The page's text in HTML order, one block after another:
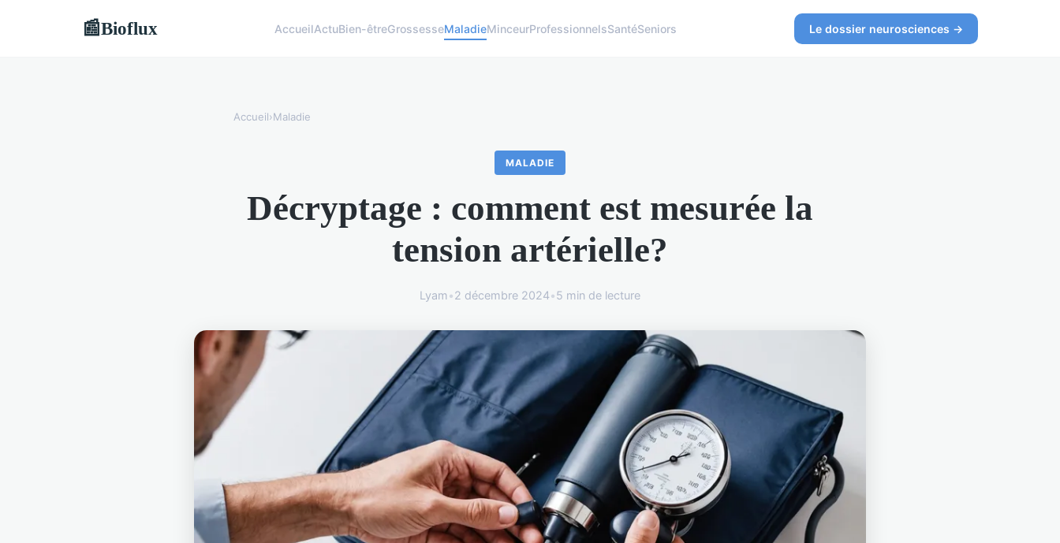
📰Bioflux AccueilActuBien-êtreGrossesseMaladieMinceurProfessionnelsSantéSeniors Le dossier neurosciences →
Accueil›Maladie
MALADIE
Décryptage : comment est mesurée la
tension artérielle?
Lyam•2 décembre 2024•5 min de lecture